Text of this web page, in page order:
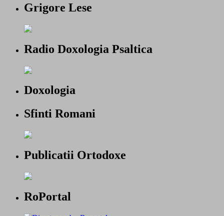
Grigore Lese
Radio Doxologia Psaltica
Doxologia
Sfinti Romani
Publicatii Ortodoxe
RoPortal